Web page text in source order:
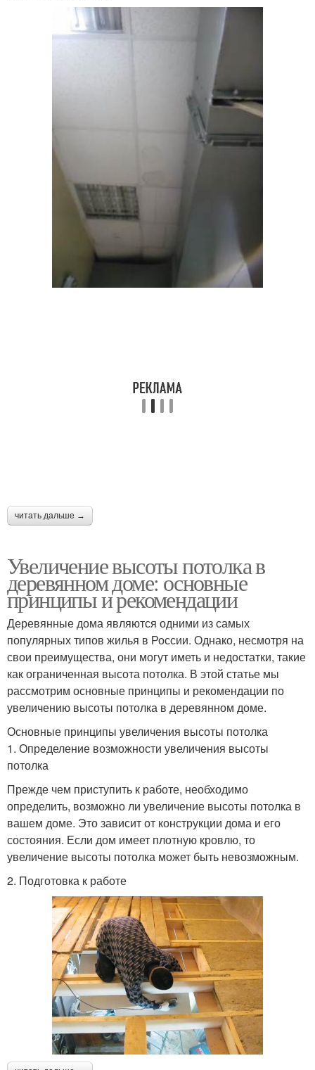
читать дальше →
Увеличение высоты потолка в
деревянном доме: основные
принципы и рекомендации
Деревянные дома являются одними из самых
популярных типов жилья в России. Однако, несмотря на
свои преимущества, они могут иметь и недостатки, такие
как ограниченная высота потолка. В этой статье мы
рассмотрим основные принципы и рекомендации по
увеличению высоты потолка в деревянном доме.
Основные принципы увеличения высоты потолка
1. Определение возможности увеличения высоты
потолка
Прежде чем приступить к работе, необходимо
определить, возможно ли увеличение высоты потолка в
вашем доме. Это зависит от конструкции дома и его
состояния. Если дом имеет плотную кровлю, то
увеличение высоты потолка может быть невозможным.
2. Подготовка к работе